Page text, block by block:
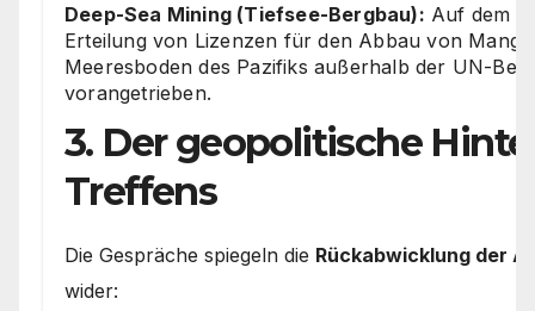
Deep-Sea Mining (Tiefsee-Bergbau): Auf dem
Erteilung von Lizenzen für den Abbau von
Meeresboden des Pazifiks außerhalb der UN-
vorangetrieben.
3. Der geopolitische
Treffens
Die Gespräche spiegeln die Rückabwicklung der
wider: